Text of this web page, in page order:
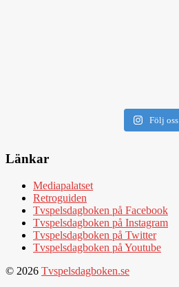
Följ oss
Länkar
Mediapalatset
Retroguiden
Tvspelsdagboken på Facebook
Tvspelsdagboken på Instagram
Tvspelsdagboken på Twitter
Tvspelsdagboken på Youtube
© 2026 Tvspelsdagboken.se